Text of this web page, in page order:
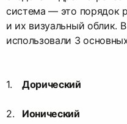
система — это порядок
и их визуальный облик.
использовали 3
Дорический
Ионический